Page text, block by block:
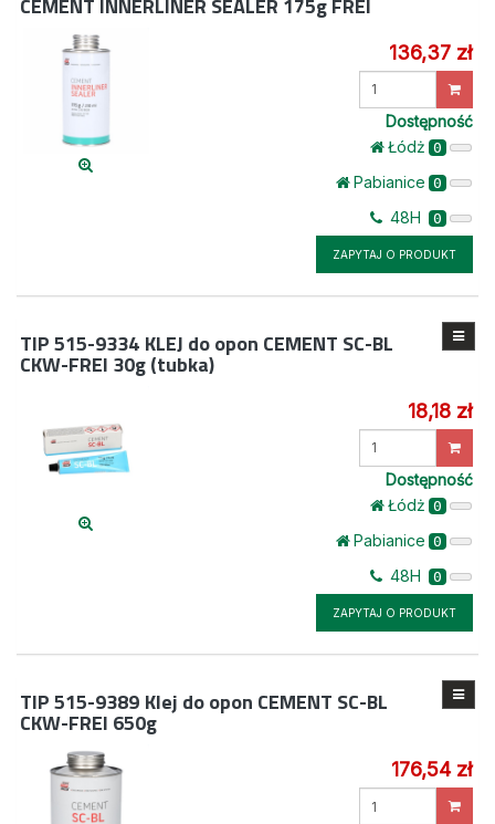
136,37 zł
Wprowadź
Dostępność
Łódż 0
Pabianice 0
48H 0
ZAPYTAJ O PRODUKT
TIP 515-9334 KLEJ do opon CEMENT SC-BL
CKW-FREI 30g (tubka)
18,18 zł
Wprowadź
Dostępność
Łódż 0
Pabianice 0
48H 0
ZAPYTAJ O PRODUKT
TIP 515-9389 Klej do opon CEMENT SC-BL
CKW-FREI 650g
176,54 zł